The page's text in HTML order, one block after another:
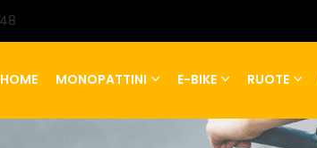
HOME MONOPATTINI E-BIKE RUOTE